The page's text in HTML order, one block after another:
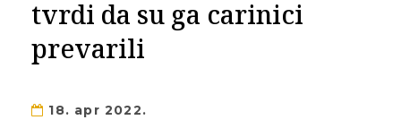
tvrdi da su ga carinici
prevarili
18. apr 2022.